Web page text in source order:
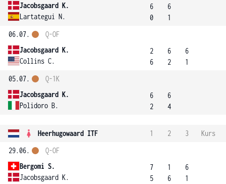
Jacobsgaard K.
Lartategui N.
6
0
6
1
06.07.
Jacobsgaard K.
Collins C.
Q-OF
2
6
6
2
6
1
05.07.
Jacobsgaard K.
Polidoro B.
Q-1K
6
2
6
4
Heerhugowaard ITF 1 2 3
Kurs
29.06.
Bergomi S.
Jacobsgaard K.
Q-OF
7
5
1
6
6
1